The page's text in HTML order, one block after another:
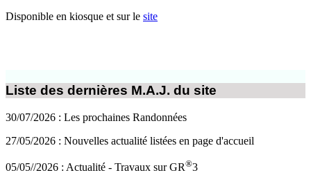
Disponible en kiosque et sur le site
Liste des dernières M.A.J. du site
30/07/2026 : Les prochaines Randonnées
27/05/2026 : Nouvelles actualité listées en page d'accueil
05/05//2026 : Actualité - Travaux sur GR®3